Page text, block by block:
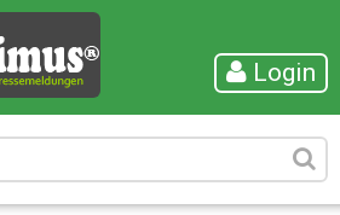
Login